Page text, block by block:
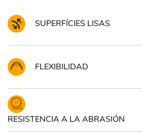
SUPERFÍCIES LISAS
FLEXIBILIDAD
RESISTENCIA A LA ABRASIÓN